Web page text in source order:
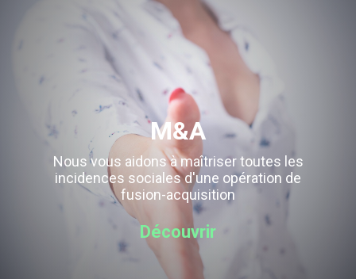
M&A
Nous vous aidons à maîtriser toutes les
incidences sociales d'une opération de
fusion-acquisition
Découvrir